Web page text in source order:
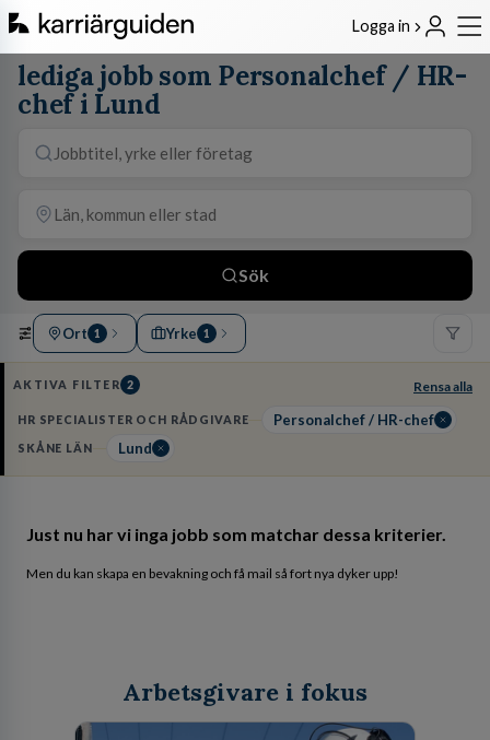
Logga in
lediga jobb som Personalchef / HR-
chef i Lund
Sök
Ort 1 Yrke 1
AKTIVA FILTER 2 Rensa alla
HR SPECIALISTER OCH RÅDGIVARE Personalchef / HR-chef
SKÅNE LÄN Lund
Just nu har vi inga jobb som matchar dessa kriterier.
Men du kan skapa en bevakning och få mail så fort nya dyker upp!
Arbetsgivare i fokus